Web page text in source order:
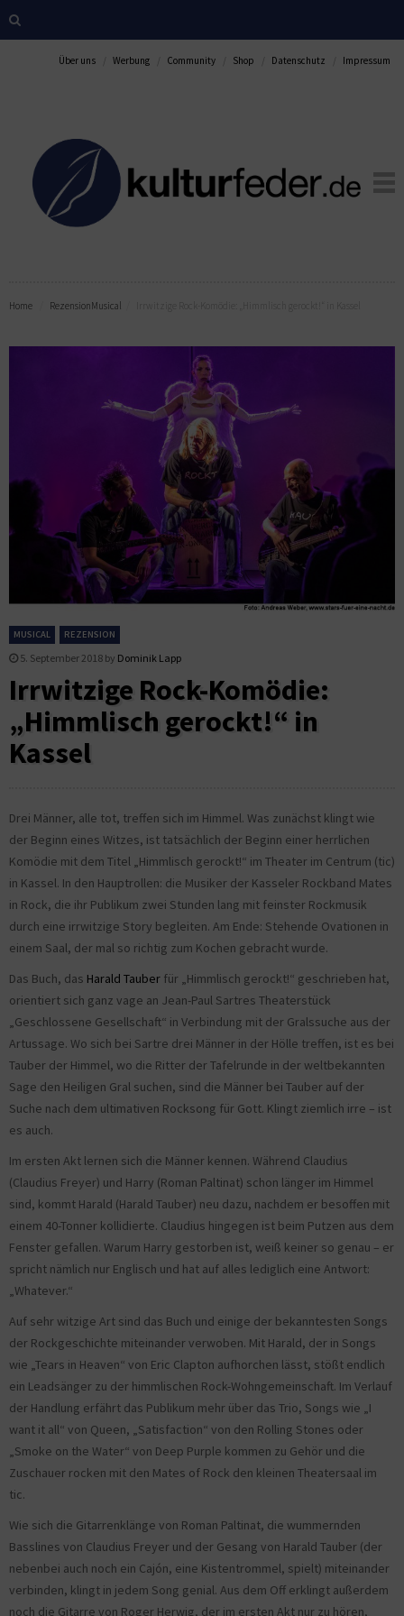
Über uns Werbung Community Shop Datenschutz Impressum
Home RezensionMusical
MUSICAL REZENSION
5. September 2018 by Dominik Lapp
Irrwitzige Rock-Komödie:
„Himmlisch gerockt!“ in
Kassel
Drei Männer, alle tot, treffen sich im Himmel. Was zunächst klingt wie
der Beginn eines Witzes, ist tatsächlich der Beginn einer herrlichen
Komödie mit dem Titel „Himmlisch gerockt!“ im Theater im Centrum (tic)
in Kassel. In den Hauptrollen: die Musiker der Kasseler Rockband Mates
in Rock, die ihr Publikum zwei Stunden lang mit feinster Rockmusik
durch eine irrwitzige Story begleiten. Am Ende: Stehende Ovationen in
einem Saal, der mal so richtig zum Kochen gebracht wurde.
Das Buch, das Harald Tauber für „Himmlisch gerockt!“ geschrieben hat,
orientiert sich ganz vage an Jean-Paul Sartres Theaterstück
„Geschlossene Gesellschaft“ in Verbindung mit der Gralssuche aus der
Artussage. Wo sich bei Sartre drei Männer in der Hölle treffen, ist es bei
Tauber der Himmel, wo die Ritter der Tafelrunde in der weltbekannten
Sage den Heiligen Gral suchen, sind die Männer bei Tauber auf der
Suche nach dem ultimativen Rocksong für Gott. Klingt ziemlich irre – ist
es auch.
Im ersten Akt lernen sich die Männer kennen. Während Claudius
(Claudius Freyer) und Harry (Roman Paltinat) schon länger im Himmel
sind, kommt Harald (Harald Tauber) neu dazu, nachdem er besoffen mit
einem 40-Tonner kollidierte. Claudius hingegen ist beim Putzen aus dem
Fenster gefallen. Warum Harry gestorben ist, weiß keiner so genau – er
spricht nämlich nur Englisch und hat auf alles lediglich eine Antwort:
„Whatever.“
Auf sehr witzige Art sind das Buch und einige der bekanntesten Songs
der Rockgeschichte miteinander verwoben. Mit Harald, der in Songs
wie „Tears in Heaven“ von Eric Clapton aufhorchen lässt, stößt endlich
ein Leadsänger zu der himmlischen Rock-Wohngemeinschaft. Im Verlauf
der Handlung erfährt das Publikum mehr über das Trio, Songs wie „I
want it all“ von Queen, „Satisfaction“ von den Rolling Stones oder
„Smoke on the Water“ von Deep Purple kommen zu Gehör und die
Zuschauer rocken mit den Mates of Rock den kleinen Theatersaal im
tic.
Wie sich die Gitarrenklänge von Roman Paltinat, die wummernden
Basslines von Claudius Freyer und der Gesang von Harald Tauber (der
nebenbei auch noch ein Cajón, eine Kistentrommel, spielt) miteinander
verbinden, klingt in jedem Song genial. Aus dem Off erklingt außerdem
noch die Gitarre von Roger Herwig, der im ersten Akt nur zu hören,